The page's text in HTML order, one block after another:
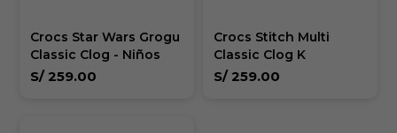
Crocs Star Wars Grogu
Classic Clog - Niños
S/ 259.00
Crocs Stitch Multi
Classic Clog K
S/ 259.00